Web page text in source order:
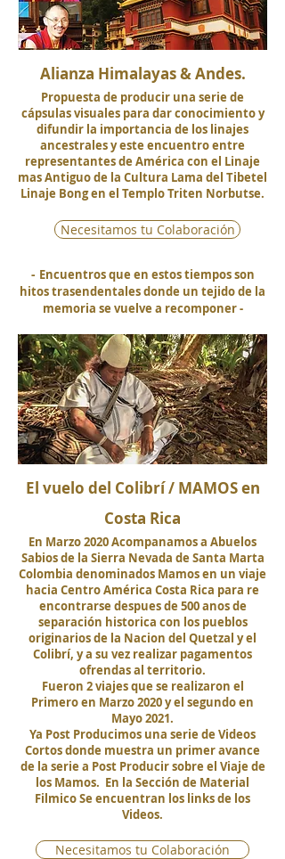
Alianza Himalayas & Andes.
Propuesta de producir una serie de
cápsulas visuales para dar conocimiento y
difundir la importancia de los linajes
ancestrales y este encuentro entre
representantes de América con el Linaje
mas Antiguo de la Cultura Lama del Tibetel
Linaje Bong en el Templo Triten Norbutse.
Necesitamos tu Colaboración
- Encuentros que en estos tiempos son
hitos trasendentales donde un tejido de la
memoria se vuelve a recomponer -
El vuelo del Colibrí / MAMOS en
Costa Rica
En Marzo 2020 Acompanamos a Abuelos
Sabios de la Sierra Nevada de Santa Marta
Colombia denominados Mamos en un viaje
hacia Centro América Costa Rica para re
encontrarse despues de 500 anos de
separación historica con los pueblos
originarios de la Nacion del Quetzal y el
Colibrí, y a su vez realizar pagamentos
ofrendas al territorio.
Fueron 2 viajes que se realizaron el
Primero en Marzo 2020 y el segundo en
Mayo 2021.
Ya Post Producimos una serie de Videos
Cortos donde muestra un primer avance
de la serie a Post Producir sobre el Viaje de
los Mamos. En la Sección de Material
Filmico Se encuentran los links de los
Videos.
Necesitamos tu Colaboración